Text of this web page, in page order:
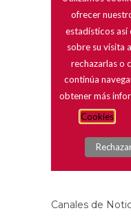
Canales de